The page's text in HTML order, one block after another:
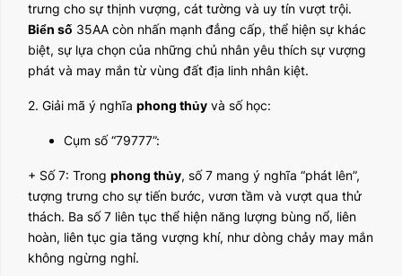
trưng cho sự thịnh vượng, cát tường và uy tín vượt trội.
Biển số 35AA còn nhấn mạnh đẳng cấp, thể hiện sự khác
biệt, sự lựa chọn của những chủ nhân yêu thích sự vượng
phát và may mắn từ vùng đất địa linh nhân kiệt.
2. Giải mã ý nghĩa phong thủy và số học:
Cụm số “79777”:
+ Số 7: Trong phong thủy, số 7 mang ý nghĩa “phát lên”,
tượng trưng cho sự tiến bước, vươn tầm và vượt qua thử
thách. Ba số 7 liên tục thể hiện năng lượng bùng nổ, liên
hoàn, liên tục gia tăng vượng khí, như dòng chảy may mắn
không ngừng nghỉ.